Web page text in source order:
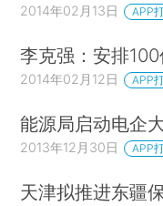
2014年02月13日 APP
李克强：安排
2014年02月12日 APP
能源局启动电企
2013年12月30日 APP
天津拟推进东疆